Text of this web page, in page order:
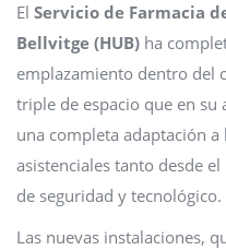
El Servicio de Farmacia
Bellvitge (HUB) ha
emplazamiento dentro del
triple de espacio que en
una completa adaptación
asistenciales tanto desde
de seguridad y tecnológico.
Las nuevas instalaciones,